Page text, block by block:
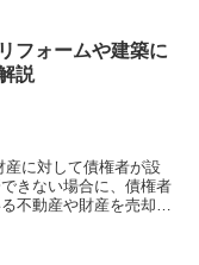
生活を支援するために
した住居を提供するこ
しています。公団住宅
り、その役割は今後も
ン返済が行われる場
ることがあります。こ
の移転が定められてい
す。 さらに、
する罰則も定められて
た場合、遅延損害金や
れにより、買主は返済
りと立てることが求め
フォームや建築に
説
きない場合に、債権者
不動産や財産を売却し